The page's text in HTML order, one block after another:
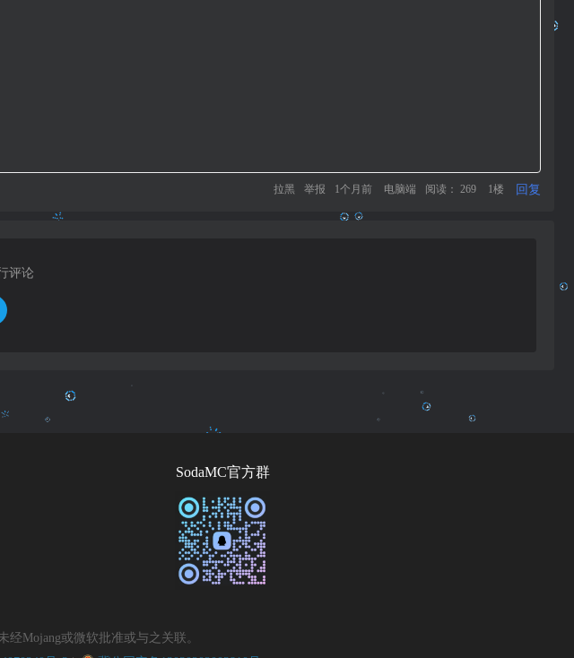
拉黑 举报 1个月前 电脑端 阅读： 269 1楼 回复
评论
SodaMC官方群
经Mojang或微软批准或与之关联。